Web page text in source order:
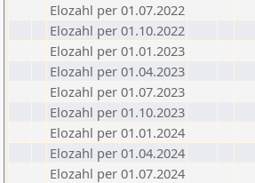
Elozahl per 01.07.2022
Elozahl per 01.10.2022
Elozahl per 01.01.2023
Elozahl per 01.04.2023
Elozahl per 01.07.2023
Elozahl per 01.10.2023
Elozahl per 01.01.2024
Elozahl per 01.04.2024
Elozahl per 01.07.2024